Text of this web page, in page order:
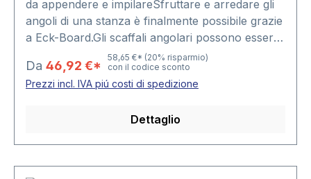
da appendere e impilareSfruttare e arredare gli
angoli di una stanza è finalmente possibile grazie
a Eck-Board.Gli scaffali angolari possono essere
appoggiati l’uno sull’altro o appesi singolarmente
mediante i pratici dispositivi di supporto fissati sul
retro del mobile.Disponibile in 4
cmDimensione 2 = 30 x 30 x 23 cmDimensione 3
Da 46,92 €*
58,65 €* (20% risparmio)
con il codice sconto
Prezzi incl. IVA piú costi di spedizione
Dettaglio